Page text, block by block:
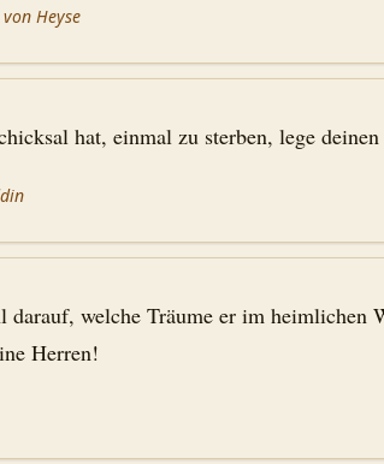
Heyse
hat, einmal zu sterben, lege
darauf, welche Träume er im heimlichen
Herren!